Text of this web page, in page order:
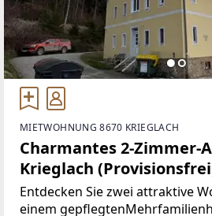
MIETWOHNUNG 8670 KRIEGLACH
Charmantes 2-Zimmer-
Krieglach
Entdecken Sie zwei attraktive
einem